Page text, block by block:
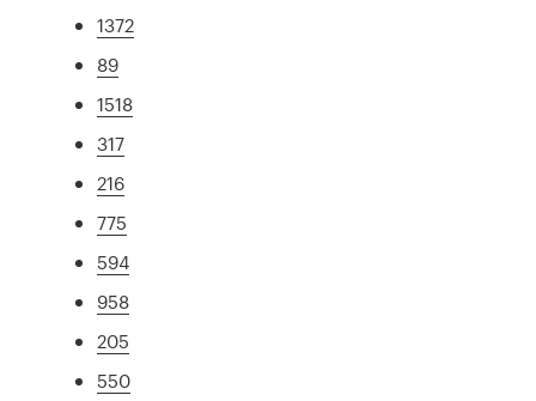
1372
89
1518
317
216
775
594
958
205
550